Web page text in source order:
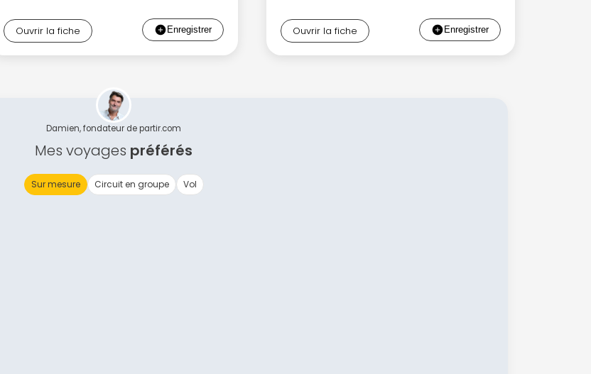
Ouvrir la fiche Ouvrir la fiche
Damien, fondateur de partir.com
Mes voyages préférés
Sur mesure Circuit en groupe Vol